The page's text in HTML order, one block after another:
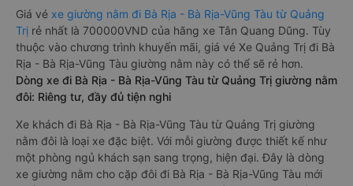
Giá vé xe giường nằm đi Bà Rịa - Bà Rịa-Vũng Tàu từ Quảng
Trị rẻ nhất là 700000VND của hãng xe Tân Quang Dũng. Tùy
thuộc vào chương trình khuyến mãi, giá vé Xe Quảng Trị đi Bà
Rịa - Bà Rịa-Vũng Tàu giường nằm này có thể sẽ rẻ hơn.
Dòng xe đi Bà Rịa - Bà Rịa-Vũng Tàu từ Quảng Trị giường nằm
đôi: Riêng tư, đầy đủ tiện nghi
Xe khách đi Bà Rịa - Bà Rịa-Vũng Tàu từ Quảng Trị giường
nằm đôi là loại xe đặc biệt. Với mỗi giường được thiết kế như
một phòng ngủ khách sạn sang trọng, hiện đại. Đây là dòng
xe giường nằm cho cặp đôi đi Bà Rịa - Bà Rịa-Vũng Tàu mới